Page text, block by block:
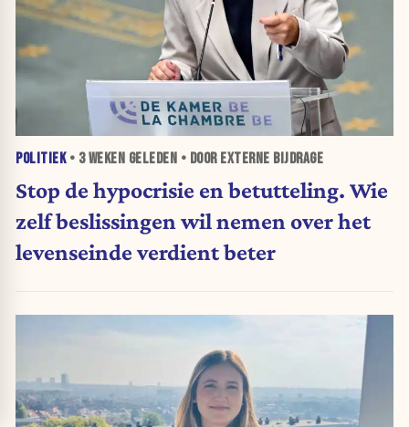
POLITIEK• 3 WEKEN GELEDEN • DOOR EXTERNE BIJDRAGE
Stop de hypocrisie en betutteling. Wie
zelf beslissingen wil nemen over het
levenseinde verdient beter